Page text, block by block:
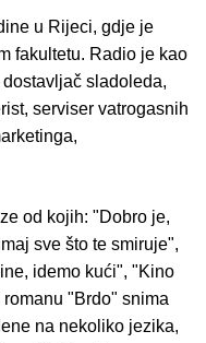
u Rijeci, gdje je
fakultetu. Radio je kao
sladoleda,
serviser vatrogasnih
od kojih: "Dobro je,
sve što te smiruje",
idemo kući", "Kino
"Brdo" snima
na nekoliko jezika,